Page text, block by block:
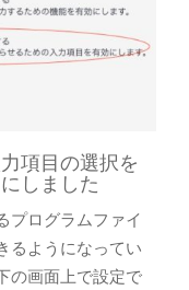
項目の選択を
しました
プログラムファイ
るようになってい
の画面上で設定で